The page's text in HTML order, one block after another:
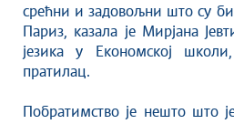
срећни и задовољни што су
Париз, казала је Мирјана
језика у Економској
пратилац.
Побратимство је нешто што